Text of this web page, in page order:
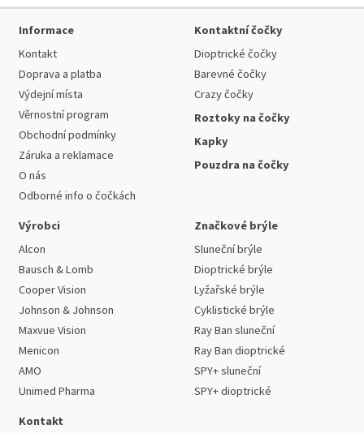
Informace
Kontakt
Doprava a platba
Výdejní místa
Věrnostní program
Obchodní podmínky
Záruka a reklamace
O nás
Odborné info o čočkách
Kontaktní čočky
Dioptrické čočky
Barevné čočky
Crazy čočky
Roztoky na čočky
Kapky
Pouzdra na čočky
Výrobci
Alcon
Bausch & Lomb
Cooper Vision
Johnson & Johnson
Maxvue Vision
Menicon
AMO
Unimed Pharma
Značkové brýle
Sluneční brýle
Dioptrické brýle
Lyžařské brýle
Cyklistické brýle
Ray Ban sluneční
Ray Ban dioptrické
SPY+ sluneční
SPY+ dioptrické
Kontakt